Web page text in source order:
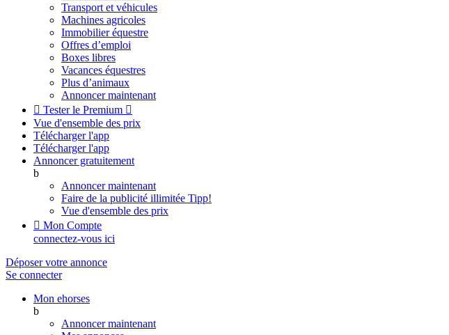
Transport et véhicules
Machines agricoles
Immobilier équestre
Offres d’emploi
Boxes libres
Vacances équestres
Plus d’animaux
Annoncer maintenant
 Tester le Premium 
Vue d'ensemble des prix
Télécharger l'app
Télécharger l'app
Annoncer gratuitement
b
Annoncer maintenant
Faire de la publicité illimitée Tipp!
Vue d'ensemble des prix
 Mon Compte
connectez-vous ici
Déposer votre annonce
Se connecter
Mon ehorses
b
Annoncer maintenant